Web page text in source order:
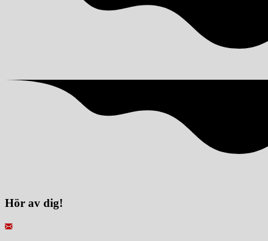
Hör av dig!